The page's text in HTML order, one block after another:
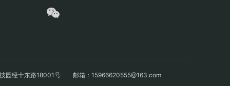
技园经十东路18001号 邮箱：15966620555@163.com